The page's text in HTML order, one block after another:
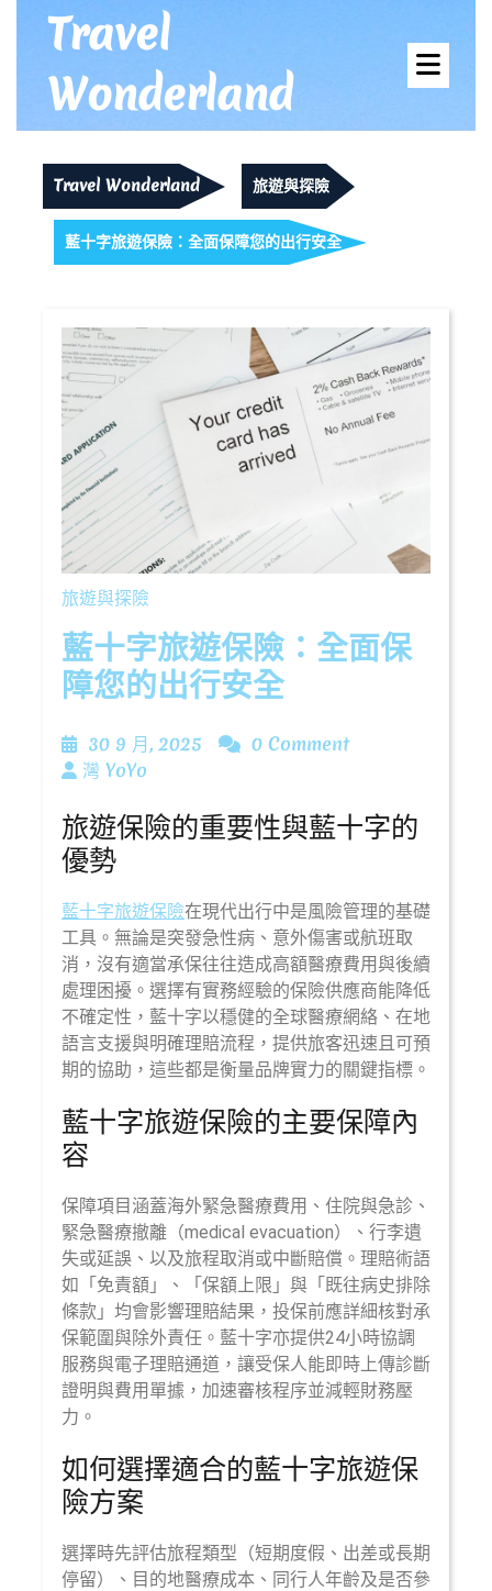
content
Travel
Wonderland
Travel Wonderland 旅遊與探險
藍十字旅遊保險：全面保障您的出行安全
旅遊與探險
藍十字旅遊保險：全面保
障您的出行安全
30 9 月, 2025 30
2025
0 Comment
灣 YoYo
旅遊保險的重要性與藍十字的
優勢
藍十字旅遊保險在現代出行中是風險管理的基礎
工具。無論是突發急性病、意外傷害或航班取
消，沒有適當承保往往造成高額醫療費用與後續
處理困擾。選擇有實務經驗的保險供應商能降低
不確定性，藍十字以穩健的全球醫療網絡、在地
語言支援與明確理賠流程，提供旅客迅速且可預
期的協助，這些都是衡量品牌實力的關鍵指標。
藍十字旅遊保險的主要保障內
容
保障項目涵蓋海外緊急醫療費用、住院與急診、
緊急醫療撤離（medical evacuation）、行李遺
失或延誤、以及旅程取消或中斷賠償。理賠術語
如「免責額」、「保額上限」與「既往病史排除
條款」均會影響理賠結果，投保前應詳細核對承
保範圍與除外責任。藍十字亦提供24小時協調
服務與電子理賠通道，讓受保人能即時上傳診斷
證明與費用單據，加速審核程序並減輕財務壓
力。
如何選擇適合的藍十字旅遊保
險方案
選擇時先評估旅程類型（短期度假、出差或長期
停留）、目的地醫療成本、同行人年齡及是否參